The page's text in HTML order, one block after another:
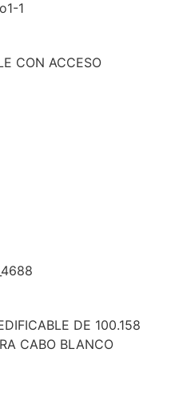
CON ACCESO
DE 100.158
CABO BLANCO